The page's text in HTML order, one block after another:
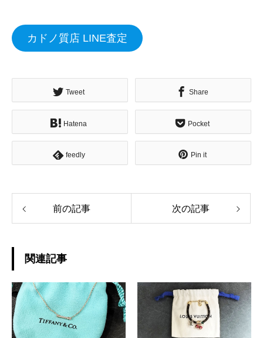
カドノ質店 LINE査定
Tweet Share
Hatena Pocket
feedly Pin it
前の記事 次の記事
関連記事